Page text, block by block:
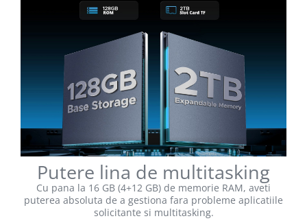
Putere lina de multitasking
Cu pana la 16 GB (4+12 GB) de memorie RAM, aveti
puterea absoluta de a gestiona fara probleme aplicatiile
solicitante si multitasking.